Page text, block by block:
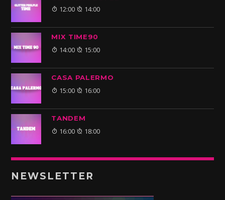
12:00 14:00
MIX TIME90
14:00 15:00
CASA PALERMO
15:00 16:00
TANDEM
16:00 18:00
NEWSLETTER